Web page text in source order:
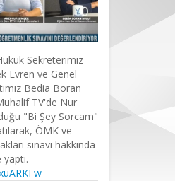
Sekreterimiz
Evren ve Genel
Bedia Boran
TV'de Nur
"Bi Şey Sorcam"
ÖMK ve
sınavı hakkında